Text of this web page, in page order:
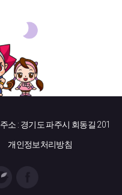
주소 : 경기도 파주시 회동길 201
개인정보처리방침